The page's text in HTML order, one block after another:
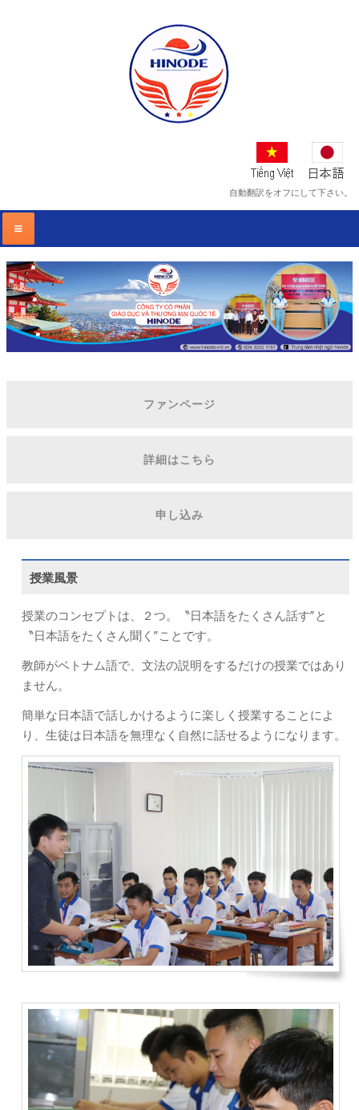
自動翻訳をオフにして下さい。
ファンページ
詳細はこちら
申し込み
授業風景
授業のコンセプトは、２つ。〝日本語をたくさん話す″と
〝日本語をたくさん聞く″ことです。
教師がベトナム語で、文法の説明をするだけの授業ではあり
ません。
簡単な日本語で話しかけるように楽しく授業することによ
り、生徒は日本語を無理なく自然に話せるようになります。